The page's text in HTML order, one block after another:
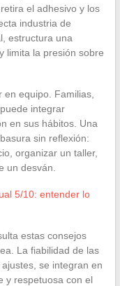
el adhesivo y los
industria de
estructura una
y limita la presión sobre
equipo. Familias,
integrar
en sus hábitos. Una
sin reflexión:
organizar un taller,
un desván.
5/10: entender lo
estas consejos
La fiabilidad de las
se integran en
y respetuosa con el